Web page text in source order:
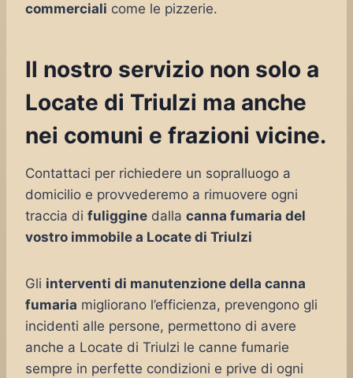
commerciali come le pizzerie.
Il nostro servizio non solo a
Locate di Triulzi ma anche
nei comuni e frazioni vicine.
Contattaci per richiedere un sopralluogo a
domicilio e provvederemo a rimuovere ogni
traccia di fuliggine dalla canna fumaria del
vostro immobile a Locate di Triulzi
Gli interventi di manutenzione della canna
fumaria migliorano l’efficienza, prevengono gli
incidenti alle persone, permettono di avere
anche a Locate di Triulzi le canne fumarie
sempre in perfette condizioni e prive di ogni